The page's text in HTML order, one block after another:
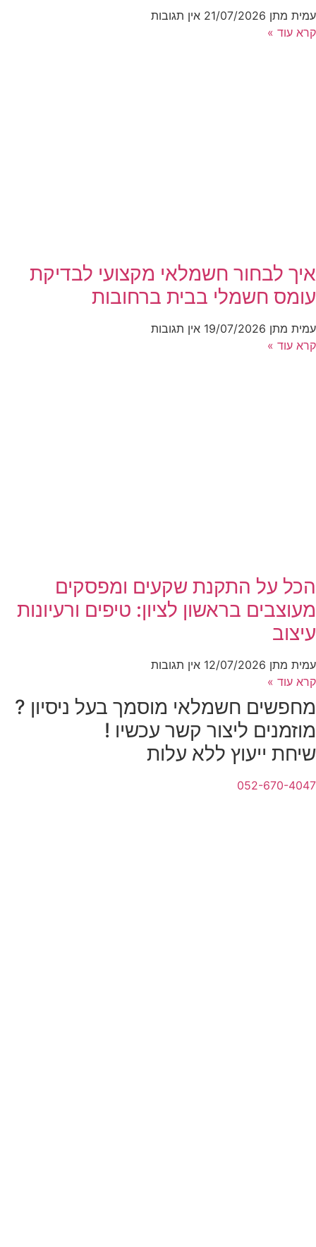
עמית מתן 21/07/2026 אין תגובות
קרא עוד »
איך לבחור חשמלאי מקצועי לבדיקת
עומס חשמלי בבית ברחובות
עמית מתן 19/07/2026 אין תגובות
קרא עוד »
הכל על התקנת שקעים ומפסקים
מעוצבים בראשון לציון: טיפים ורעיונות
עיצוב
עמית מתן 12/07/2026 אין תגובות
קרא עוד »
מחפשים חשמלאי מוסמך בעל ניסיון ?
מוזמנים ליצור קשר עכשיו !
שיחת ייעוץ ללא עלות
052-670-4047